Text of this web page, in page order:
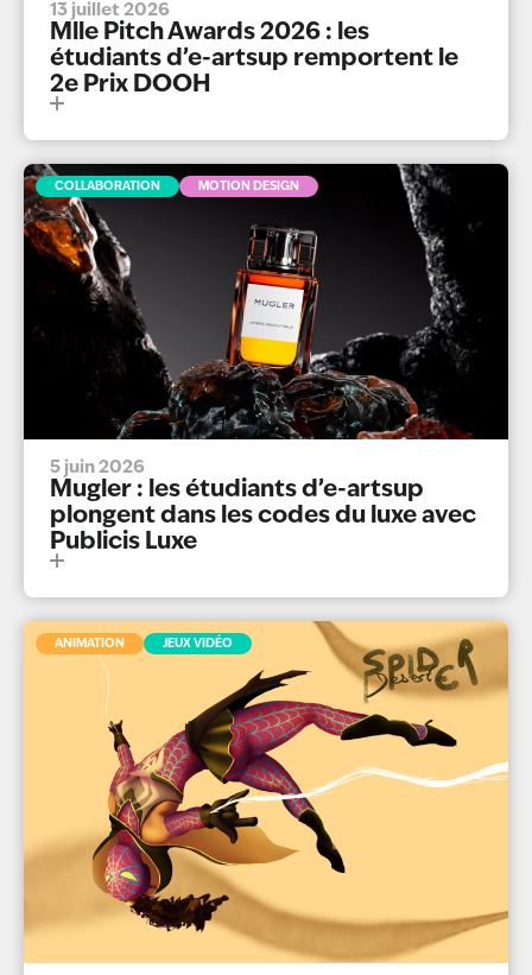
13 juillet 2026
Mlle Pitch Awards 2026 : les
étudiants d’e-artsup remportent le
2e Prix DOOH
COLLABORATION MOTION DESIGN
5 juin 2026
Mugler : les étudiants d’e-artsup
plongent dans les codes du luxe avec
Publicis Luxe
ANIMATION JEUX VIDÉO